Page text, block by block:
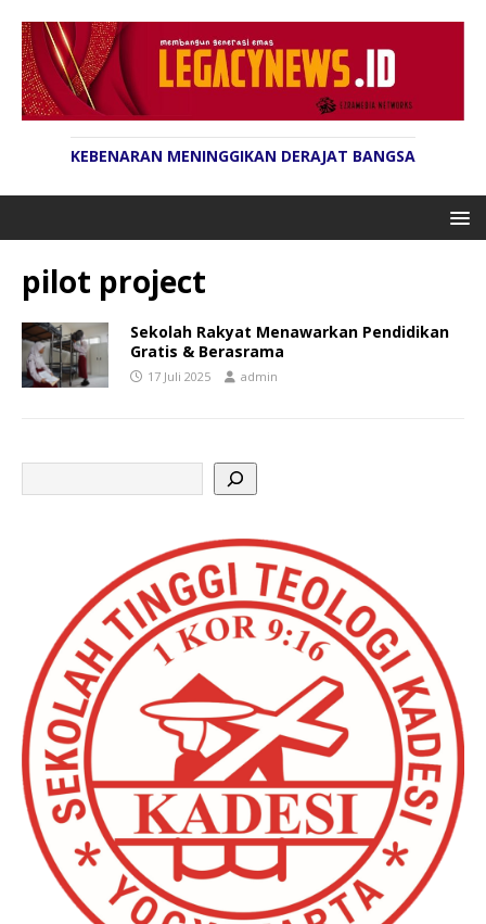
KEBENARAN MENINGGIKAN DERAJAT BANGSA
pilot project
Sekolah Rakyat Menawarkan Pendidikan
Gratis & Berasrama
17 Juli 2025 admin